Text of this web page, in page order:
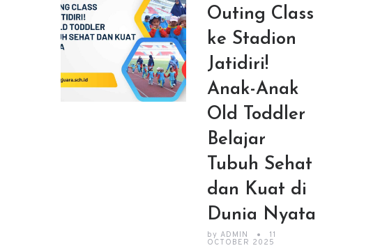
Outing Class
ke Stadion
Jatidiri!
Anak-Anak
Old Toddler
Belajar
Tubuh Sehat
dan Kuat di
Dunia Nyata
by ADMIN 11
OCTOBER 2025